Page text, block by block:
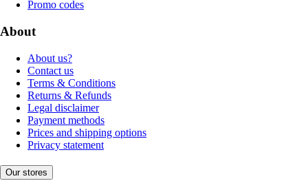
Promo codes
About
About us?
Contact us
Terms & Conditions
Returns & Refunds
Legal disclaimer
Payment methods
Prices and shipping options
Privacy statement
Our stores